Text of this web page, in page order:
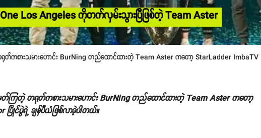
Los Angeles ကိုတက်လှမ်းသွားပြီဖြစ်တဲ့ Team Aster
စားသမားဟောင်း BurNing တည်ထောင်ထားတဲ့ Team Aster ကတော့ StarLadder ImbaTV
ြတဲ့ တရုတ်ကစားသမားဟောင်း BurNing တည်ထောင်ထားတဲ့ Team Aster ကတော့
ြိုင်ပွဲရဲ့ ချန်ပီယံဖြစ်လာခဲ့ပါတယ်။